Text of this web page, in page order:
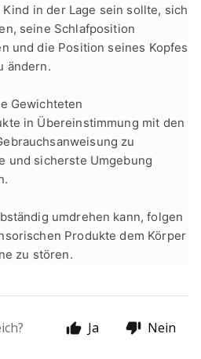
in der Lage sein sollte, sich
seine Schlafposition
und die Position seines Kopfes
ändern.
Gewichteten
in Übereinstimmung mit den
zu
und sicherste Umgebung
umdrehen kann, folgen
Produktedem Körper
zu stören.
Ja Nein